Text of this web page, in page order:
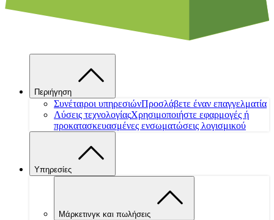
Περιήγηση
Συνέταιροι υπηρεσιώνΠροσλάβετε έναν επαγγελματία
Λύσεις τεχνολογίαςΧρησιμοποιήστε εφαρμογές ή
προκατασκευασμένες ενσωματώσεις λογισμικού
Υπηρεσίες
Μάρκετινγκ και πωλήσεις